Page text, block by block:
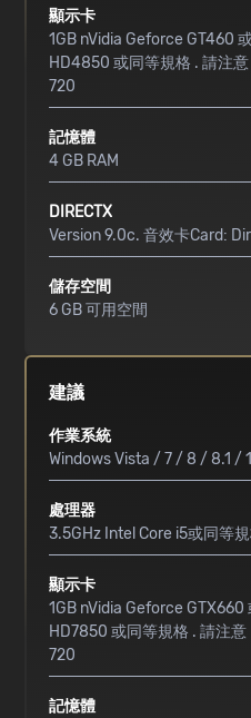
顯示卡
1GB nVidia Geforce GT460
HD4850 或同等規格 . 請注
720
記憶體
4 GB RAM
DIRECTX
Version 9.0c. 音效卡Card:
儲存空間
6 GB 可用空間
建議
作業系統
Windows Vista / 7 / 8 / 8.1 /
處理器
3.5GHz Intel Core i5或同等
顯示卡
1GB nVidia Geforce GTX660
HD7850 或同等規格 . 請注
720
記憶體